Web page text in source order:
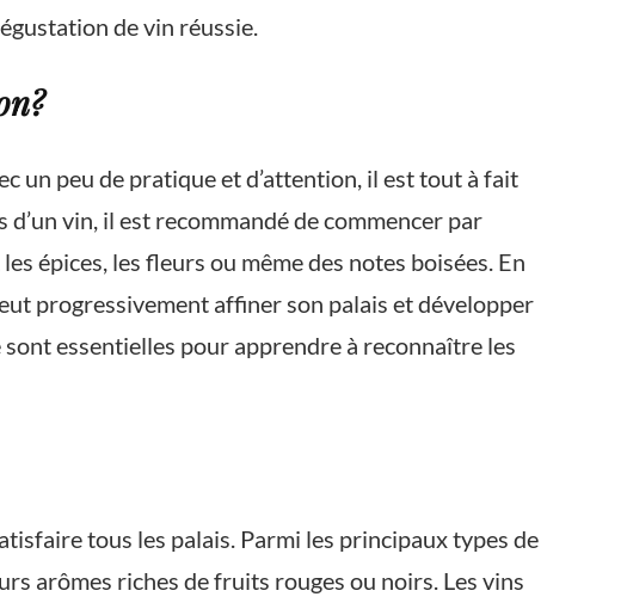
de vin réussie.
un peu de pratique et d’attention, il est tout à fait
vin, il est recommandé de commencer par
épices, les fleurs ou même des notes boisées. En
progressivement affiner son palais et développer
essentielles pour apprendre à reconnaître les
tous les palais. Parmi les principaux types de
arômes riches de fruits rouges ou noirs. Les vins